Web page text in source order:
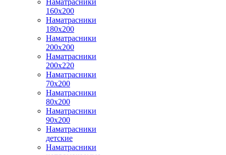
Наматрасники
160х200
Наматрасники
180х200
Наматрасники
200х200
Наматрасники
200х220
Наматрасники
70х200
Наматрасники
80х200
Наматрасники
90х200
Наматрасники
детские
Наматрасники